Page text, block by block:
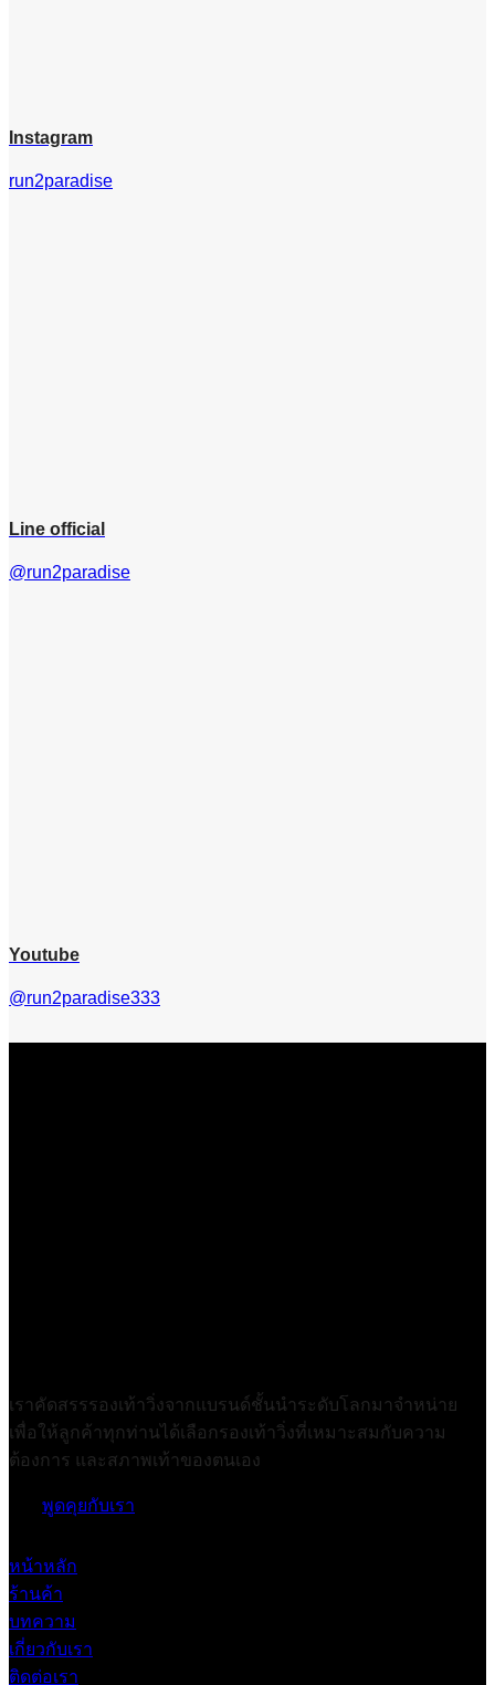
Instagram
run2paradise
Line official
@run2paradise
Youtube
@run2paradise333
เราคัดสรรรองเท้าวิ่งจากแบรนด์ชั้นนำระดับโลกมาจำหน่าย
เพื่อให้ลูกค้าทุกท่านได้เลือกรองเท้าวิ่งที่เหมาะสมกับความ
ต้องการ และสภาพเท้าของตนเอง
พูดคุยกับเรา
หน้าหลัก
ร้านค้า
บทความ
เกี่ยวกับเรา
ติดต่อเรา